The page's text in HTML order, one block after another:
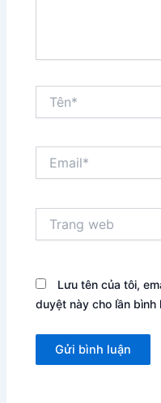
web
Lưu tên của tôi,
duyệt này cho lần bình